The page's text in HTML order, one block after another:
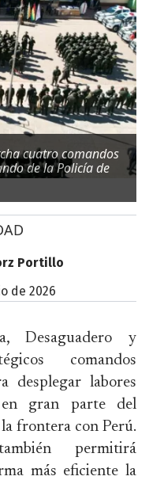
cuatro comandos
de la Policía de
Portillo
de 2026
Desaguadero y
comandos
desplegar labores
gran parte del
frontera con Perú.
permitirá
más eficiente la